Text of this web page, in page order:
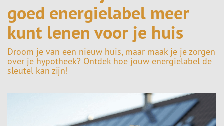
goed energielabel meer
kunt lenen voor je huis
Droom je van een nieuw huis, maar maak je je zorgen
over je hypotheek? Ontdek hoe jouw energielabel de
sleutel kan zijn!